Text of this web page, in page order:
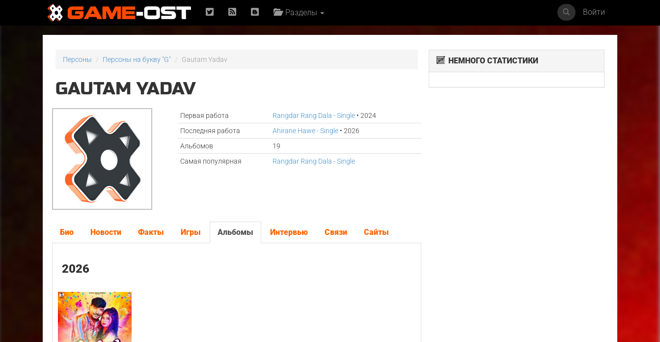
Разделы Войти
Персоны Персоны на букву "G" Gautam Yadav
GAUTAM YADAV
Первая работа Rangdar Rang Dala - Single• 2024
Последняя работа
Ahirane Hawe - Single• 2026
Альбомов
19
Самая популярная
Rangdar Rang Dala - Single
Био Новости Факты Игры Альбомы Интервью Связи Сайты
2026
НЕМНОГО СТАТИСТИКИ